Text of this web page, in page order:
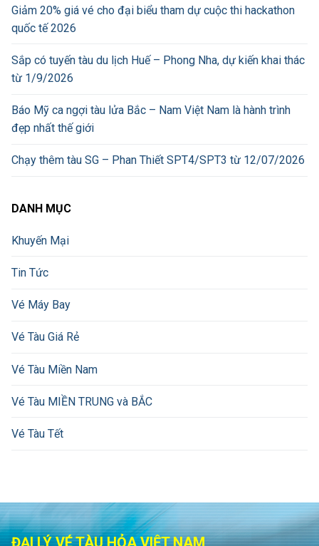
Giảm 20% giá vé cho đại biểu tham dự cuộc thi hackathon
quốc tế 2026
Sắp có tuyến tàu du lịch Huế – Phong Nha, dự kiến khai thác
từ 1/9/2026
Báo Mỹ ca ngợi tàu lửa Bắc – Nam Việt Nam là hành trình
đẹp nhất thế giới
Chạy thêm tàu SG – Phan Thiết SPT4/SPT3 từ 12/07/2026
DANH MỤC
Khuyến Mại
Tin Tức
Vé Máy Bay
Vé Tàu Giá Rẻ
Vé Tàu Miền Nam
Vé Tàu MIỀN TRUNG và BẮC
Vé Tàu Tết